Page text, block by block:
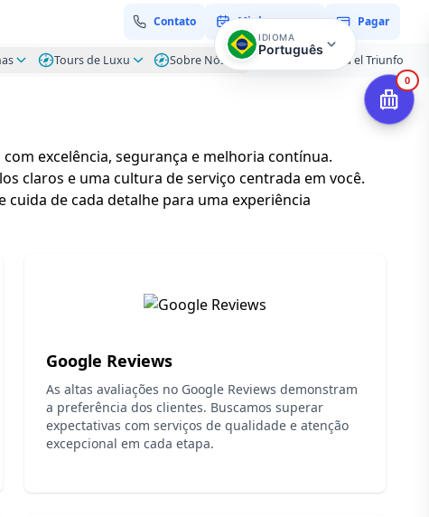
Contato Minha reserva Pagar
Tours de Luxu Sobre Nós Blog – Hacienda el Triunfo
IDIOMA
Português
excelência, segurança e melhoria contínua.
claros e uma cultura de serviço centrada em você.
de cada detalhe para uma experiência
Google Reviews
As altas avaliações no Google Reviews demonstram
a preferência dos clientes. Buscamos superar
expectativas com serviços de qualidade e atenção
excepcional em cada etapa.
0